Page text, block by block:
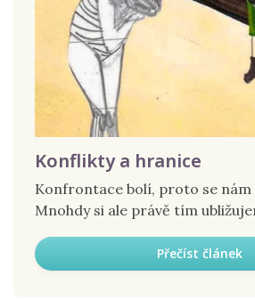
Konflikty a hranice
Konfrontace bolí, proto se nám
Mnohdy si ale právě tím
Přečíst článek